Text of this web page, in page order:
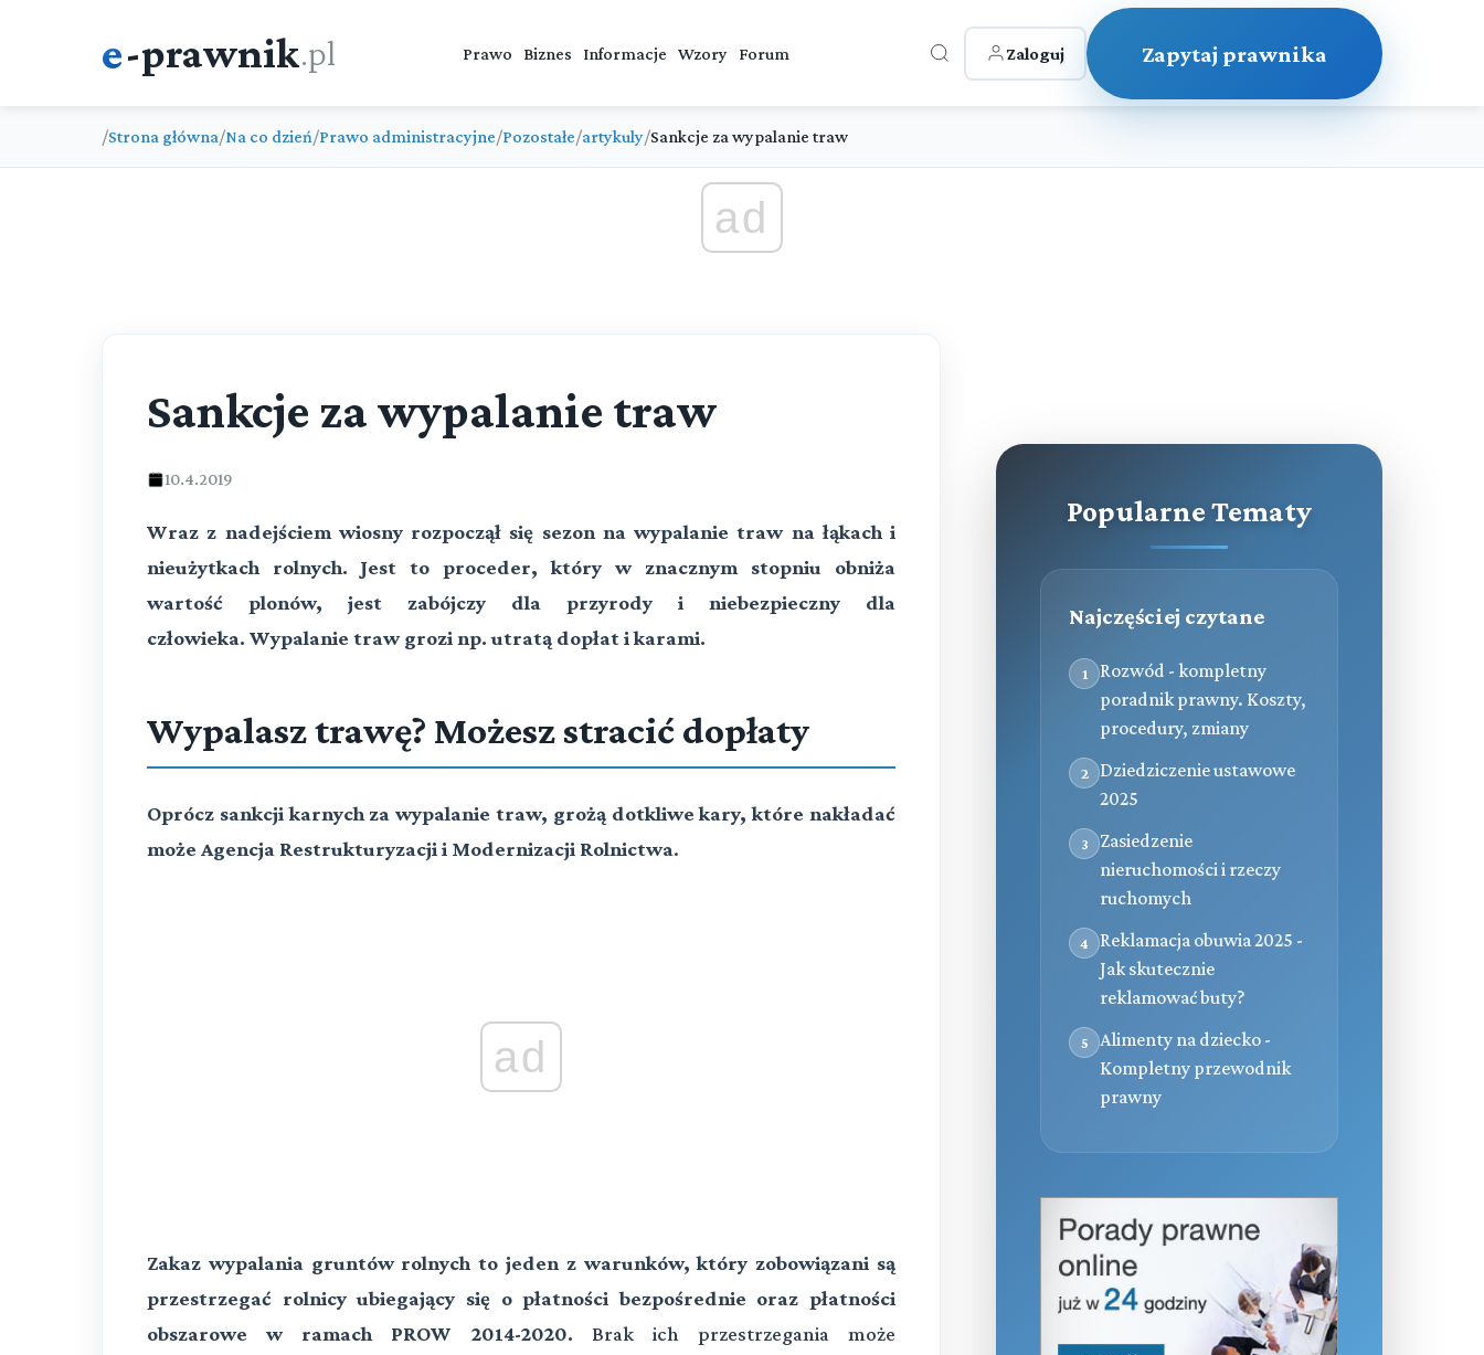
e-prawnik.pl Prawo Biznes Informacje Wzory Forum Zaloguj Zapytaj prawnika
/Strona główna/Na co dzień/Prawo administracyjne/Pozostałe/artykuly/Sankcje za wypalanie traw
ad
Sankcje za wypalanie traw
10.4.2019
Wraz z nadejściem wiosny rozpoczął się sezon na wypalanie traw na łąkach i
nieużytkach rolnych. Jest to proceder, który w znacznym stopniu obniża
wartość plonów, jest zabójczy dla przyrody i niebezpieczny dla
człowieka. Wypalanie traw grozi np. utratą dopłat i karami.
Wypalasz trawę? Możesz stracić dopłaty
Oprócz sankcji karnych za wypalanie traw, grożą dotkliwe kary, które nakładać
może Agencja Restrukturyzacji i Modernizacji Rolnictwa.
ad
Zakaz wypalania gruntów rolnych to jeden z warunków, który zobowiązani są
przestrzegać rolnicy ubiegający się o płatności bezpośrednie oraz płatności
obszarowe w ramach PROW 2014-2020. Brak ich przestrzegania może
Popularne Tematy
Najczęściej czytane
1
Rozwód - kompletny
poradnik prawny. Koszty,
procedury, zmiany
2
Dziedziczenie ustawowe
2025
3
Zasiedzenie
nieruchomości i rzeczy
ruchomych
4
Reklamacja obuwia 2025 -
Jak skutecznie
reklamować buty?
5
Alimenty na dziecko -
Kompletny przewodnik
prawny